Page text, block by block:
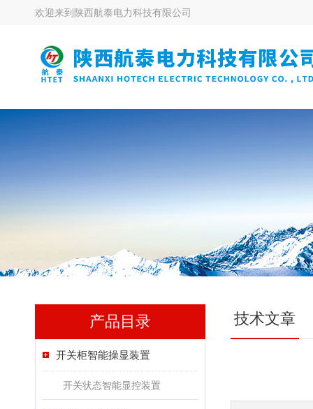
欢迎来到 陕西航泰电力科技有限公司
产品目录
开关柜智能操显装置
开关状态智能显控装置
技术文章